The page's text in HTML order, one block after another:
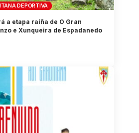
DEPORTIVA
a etapa raíña de O Gran
e Xunqueira de Espadanedo